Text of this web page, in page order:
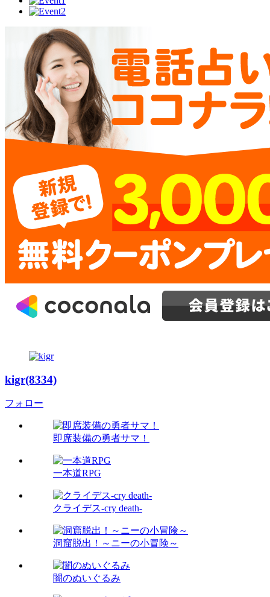
kigr(8334)
フォロー
即席装備の勇者サマ！
一本道RPG
クライデス-cry death-
洞窟脱出！～ニーの小冒険～
闇のぬいぐるみ